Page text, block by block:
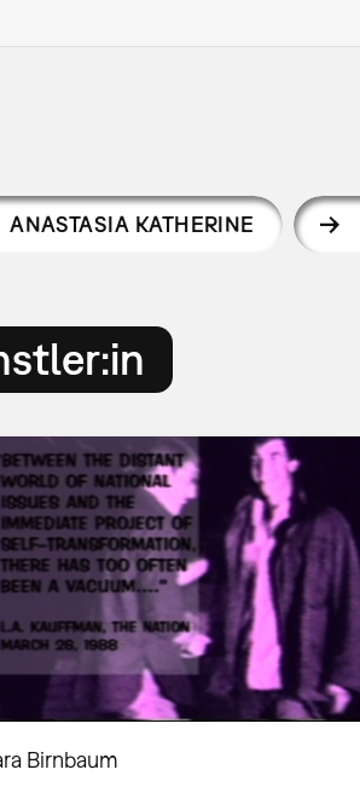
ANASTASIA KATHERINE
Birnbaum